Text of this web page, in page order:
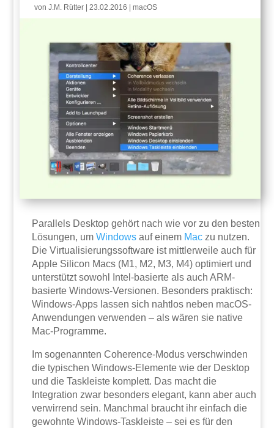
vonJ.M. Rütter |23.02.2016 |macOS
Parallels Desktop gehört nach wie vor zu den besten
Lösungen, umWindows auf einem Mac zu nutzen.
Die Virtualisierungssoftware ist mittlerweile auch für
Apple Silicon Macs (M1, M2, M3, M4) optimiert und
unterstützt sowohl Intel-basierte als auch ARM-
basierte Windows-Versionen. Besonders praktisch:
Windows-Apps lassen sich nahtlos neben macOS-
Anwendungen verwenden – als wären sie native
Mac-Programme.
Im sogenannten Coherence-Modus verschwinden
die typischen Windows-Elemente wie der Desktop
und die Taskleiste komplett. Das macht die
Integration zwar besonders elegant, kann aber auch
verwirrend sein. Manchmal braucht ihr einfach die
gewohnte Windows-Taskleiste – sei es für den